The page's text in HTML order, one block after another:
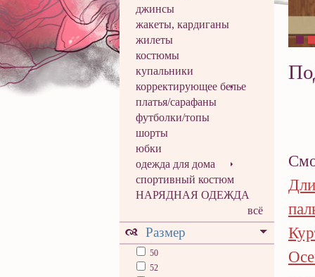
джинсы
жакеты, кардиганы
жилеты
костюмы
купальники
корректирующее белье
платья/сарафаны
футболки/топы
шорты
юбки
одежда для дома
спортивный костюм
НАРЯДНАЯ ОДЕЖДА
всё
Размер
50
52